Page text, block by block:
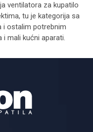
ventilatora za kupatilo
tu je kategorija sa
i ostalim potrebnim
mali kućni aparati.